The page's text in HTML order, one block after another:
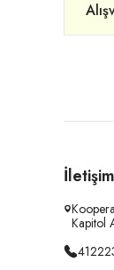
İletişim
Kapitol